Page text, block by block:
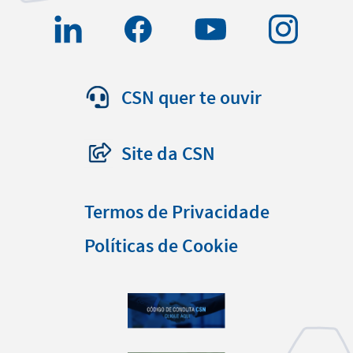
CSN quer te ouvir
Site da CSN
Termos de Privacidade
Políticas de Cookie